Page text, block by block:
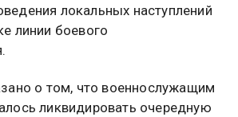
локальных наступлений
линии боевого
о том, что военнослужащим
ликвидировать очередную